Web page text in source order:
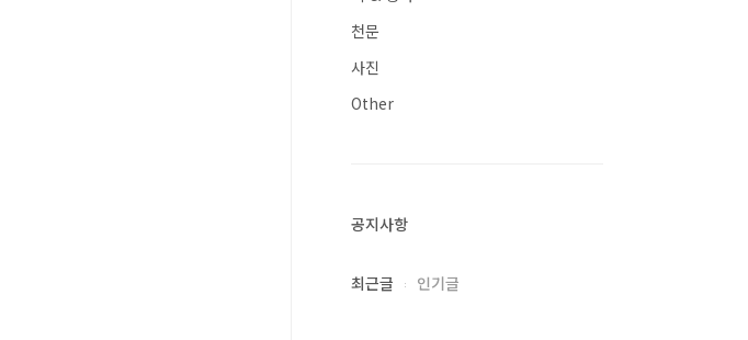
천문
사진
Other
공지사항
최근글 인기글